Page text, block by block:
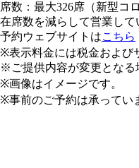
席数：最大326席（新型コ
在席数を減らして営業して
予約ウェブサイトはこちら
※表示料金には税金および
※ご提供内容が変更となる
※画像はイメージです。
※事前のご予約は承ってい